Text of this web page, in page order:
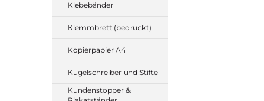
Klebebänder
Klemmbrett (bedruckt)
Kopierpapier A4
Kugelschreiber und Stifte
Kundenstopper &